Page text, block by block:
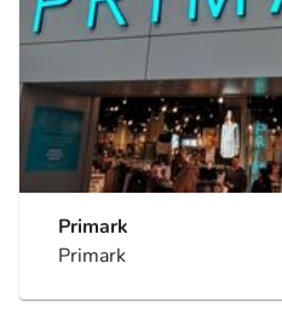
Primark
Primark